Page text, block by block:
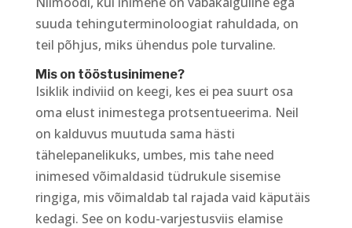
suuda tehinguterminoloogiat rahuldada, on
teil põhjus, miks ühendus pole turvaline.
Mis on tööstusinimene?
Isiklik indiviid on keegi, kes ei pea suurt osa
oma elust inimestega protsentueerima. Neil
on kalduvus muutuda sama hästi
tähelepanelikuks, umbes, mis tahe need
inimesed võimaldasid tüdrukule sisemise
ringiga, mis võimaldab tal rajada vaid käputäis
kedagi. See on kodu-varjestusviis elamise